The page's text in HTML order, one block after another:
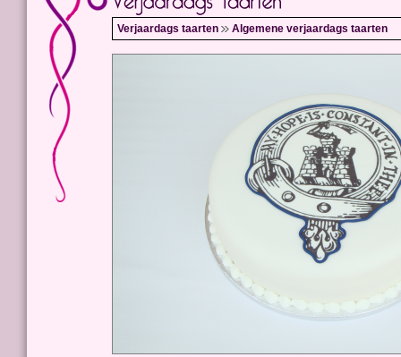
Verjaardags taarten Algemene verjaardags taarten